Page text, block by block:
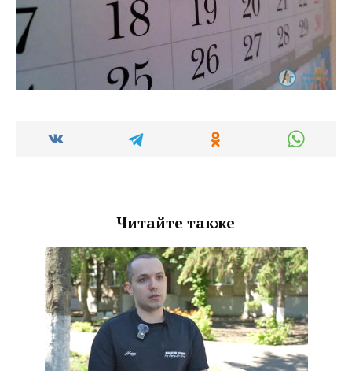
Читайте также